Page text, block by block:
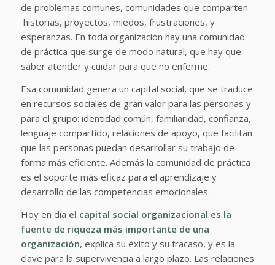
de problemas comunes, comunidades que comparten
historias, proyectos, miedos, frustraciones, y
esperanzas. En toda organización hay una comunidad
de práctica que surge de modo natural, que hay que
saber atender y cuidar para que no enferme.
Esa comunidad genera un capital social, que se traduce
en recursos sociales de gran valor para las personas y
para el grupo: identidad común, familiaridad, confianza,
lenguaje compartido, relaciones de apoyo, que facilitan
que las personas puedan desarrollar su trabajo de
forma más eficiente. Además la comunidad de práctica
es el soporte más eficaz para el aprendizaje y
desarrollo de las competencias emocionales.
Hoy en día el capital social organizacional es la
fuente de riqueza más importante de una
organización, explica su éxito y su fracaso, y es la
clave para la supervivencia a largo plazo. Las relaciones